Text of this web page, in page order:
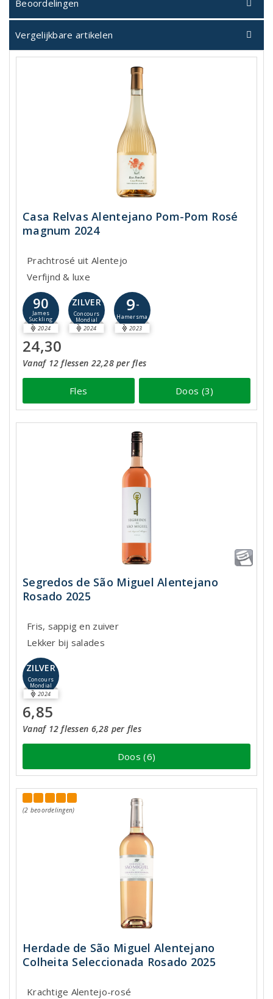
Beoordelingen
Vergelijkbare artikelen
Casa Relvas Alentejano Pom-Pom Rosé
magnum 2024
Prachtrosé uit Alentejo
Verfijnd & luxe
90
James
Suckling
2024
ZILVER
Concours
Mondial
2024
9-
Hamersma
2023
24,30
Vanaf 12 flessen 22,28 per fles
Fles Doos (3)
Segredos de São Miguel Alentejano
Rosado 2025
Fris, sappig en zuiver
Lekker bij salades
ZILVER
Concours
Mondial
2024
6,85
Vanaf 12 flessen 6,28 per fles
Doos (6)
(2 beoordelingen)
Herdade de São Miguel Alentejano
Colheita Seleccionada Rosado 2025
Krachtige Alentejo-rosé